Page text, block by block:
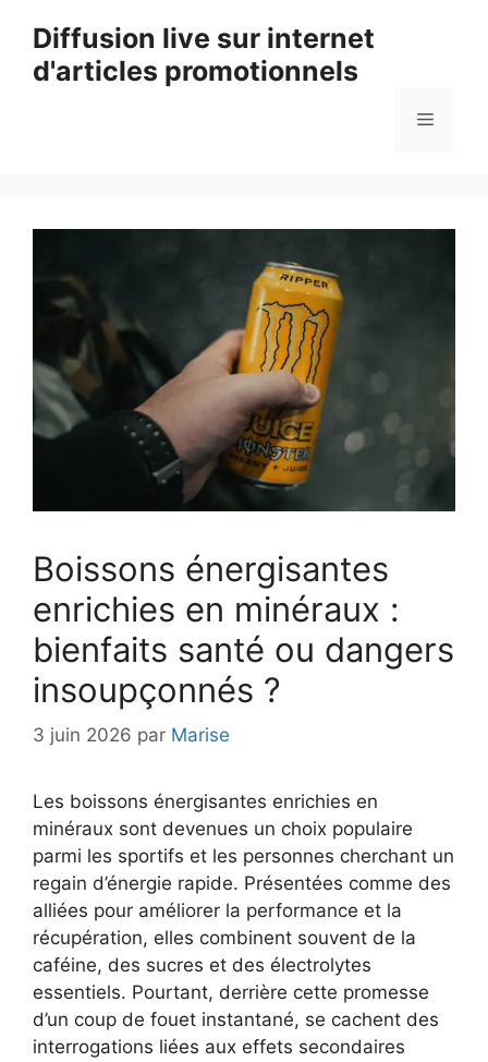
contenu
Diffusion live sur internet
d'articles promotionnels
Menu
Boissons énergisantes
enrichies en minéraux :
bienfaits santé ou dangers
insoupçonnés ?
3 juin 2026 par Marise
Les boissons énergisantes enrichies en
minéraux sont devenues un choix populaire
parmi les sportifs et les personnes cherchant un
regain d’énergie rapide. Présentées comme des
alliées pour améliorer la performance et la
récupération, elles combinent souvent de la
caféine, des sucres et des électrolytes
essentiels. Pourtant, derrière cette promesse
d’un coup de fouet instantané, se cachent des
interrogations liées aux effets secondaires